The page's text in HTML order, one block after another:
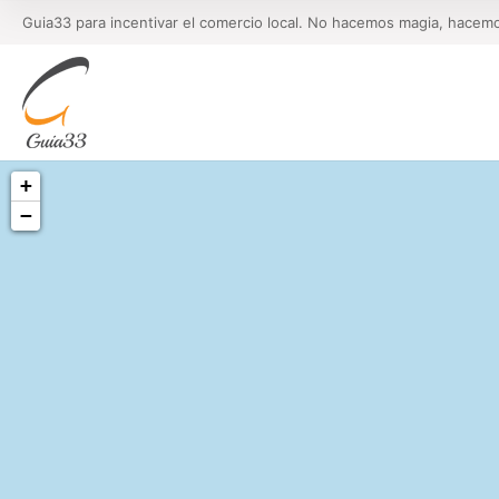
Guia33 para incentivar el comercio local. No hacemos magia,
+
−